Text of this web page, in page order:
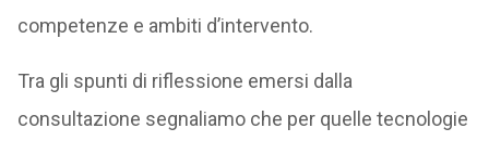
competenze e ambiti d’intervento.
Tra gli spunti di riflessione emersi dalla
consultazione segnaliamo che per quelle tecnologie